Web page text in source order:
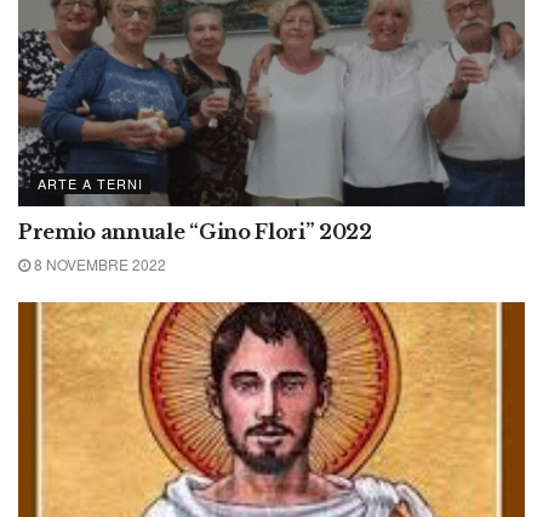
ARTE A TERNI
Premio annuale “Gino Flori” 2022
8 NOVEMBRE 2022